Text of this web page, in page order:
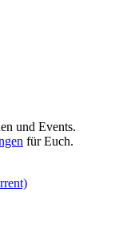
und Events.
für Euch.